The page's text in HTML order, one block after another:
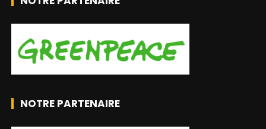
NOTRE PARTENAIRE